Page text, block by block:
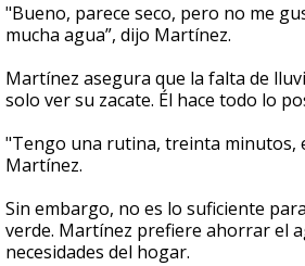
"Bueno, parece seco, pero no me
mucha agua”, dijo Martínez.
Martínez asegura que la falta de
solo ver su zacate. Él hace todo lo
"Tengo una rutina, treinta minutos,
Martínez.
Sin embargo, no es lo suficiente
verde. Martínez prefiere ahorrar el
necesidades del hogar.